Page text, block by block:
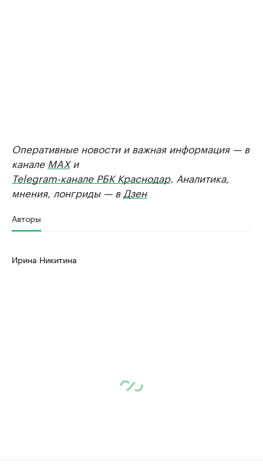
Оперативные новости и важная информация — в
канале MAXи
Telegram-канале РБК Краснодар. Аналитика,
мнения, лонгриды — в Дзен
Авторы
Ирина Никитина